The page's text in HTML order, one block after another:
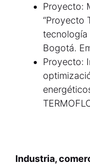
Proyecto:
“Proyecto
tecnología
Bogotá.
Proyecto:
Industria,